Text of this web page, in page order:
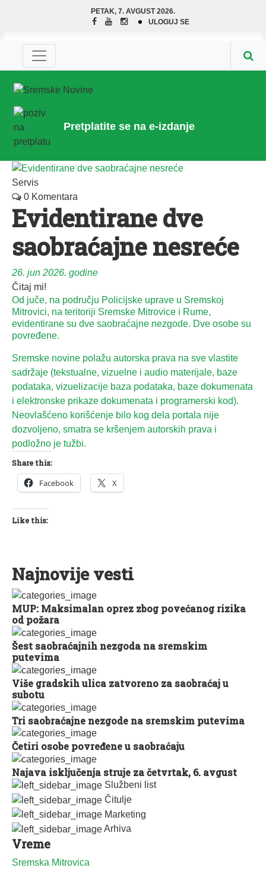
PETAK, 7. AVGUST 2026.
ULOGUJ SE
Pretplatite se na e-izdanje
Službeni list
Čitulje
Marketing
Arhiva
Vreme
Sremska Mitrovica
Servis
0 Komentara
Evidentirane dve
saobraćajne nesreće
26. jun 2026. godine
Čitaj mi!
Od juče, na području Policijske uprave u Sremskoj
Mitrovici, na teritoriji Sremske Mitrovice i Rume,
evidentirane su dve saobraćajne nezgode. Dve osobe su
povređene.
Sremske novine polažu autorska prava na sve vlastite
sadržaje (tekstualne, vizuelne i audio materijale, baze
podataka, vizuelizacije baza podataka, baze dokumenata
i elektronske prikaze dokumenata i programerski kod).
Neovlašćeno korišćenje bilo kog dela portala nije
dozvoljeno, smatra se kršenjem autorskih prava i
podložno je tužbi.
Share this:
Facebook X
Like this:
Najnovije vesti
MUP: Maksimalan oprez zbog povećanog rizika
od požara
Šest saobraćajnih nezgoda na sremskim
putevima
Više gradskih ulica zatvoreno za saobraćaj u
subotu
Tri saobraćajne nezgode na sremskim putevima
Četiri osobe povređene u saobraćaju
Najava isključenja struje za četvrtak, 6. avgust